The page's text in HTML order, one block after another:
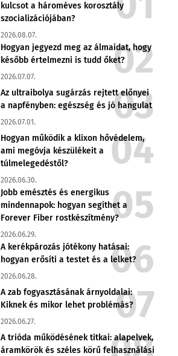
kulcsot a hároméves korosztály
szocializációjában?
2026.08.07.
Hogyan jegyezd meg az álmaidat, hogy
később értelmezni is tudd őket?
2026.07.07.
Az ultraibolya sugárzás rejtett előnyei
a napfényben: egészség és jó hangulat
2026.07.01.
Hogyan működik a klixon hővédelem,
ami megóvja készülékeit a
túlmelegedéstől?
2026.06.30.
Jobb emésztés és energikus
mindennapok: hogyan segíthet a
Forever Fiber rostkészítmény?
2026.06.29.
A kerékpározás jótékony hatásai:
hogyan erősíti a testet és a lelket?
2026.06.28.
A zab fogyasztásának árnyoldalai:
Kiknek és mikor lehet problémás?
2026.06.27.
A trióda működésének titkai: alapelvek,
áramkörök és széles körű felhasználási